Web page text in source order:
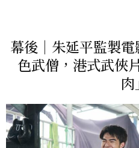
幕後｜朱延平監製
色武僧，港式武俠
肉」